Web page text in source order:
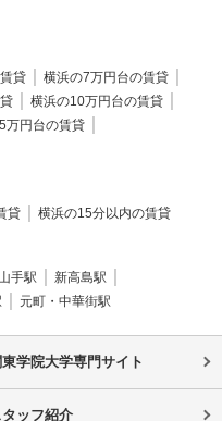
貸
横浜の7万円台の賃貸
横浜の10万円台の賃貸
万円台の賃貸
貸 横浜の15分以内の賃貸
山手駅
新高島駅
元町・中華街駅
東学院大学専門サイト
タッフ紹介